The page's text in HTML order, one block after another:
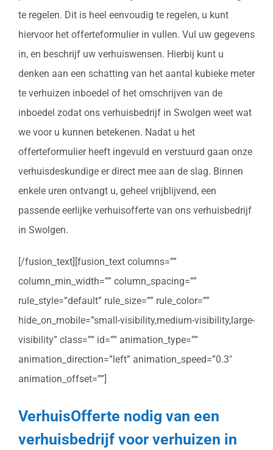
te regelen. Dit is heel eenvoudig te regelen, u kunt
hiervoor het offerteformulier in vullen. Vul uw gegevens
in, en beschrijf uw verhuiswensen. Hierbij kunt u
denken aan een schatting van het aantal kubieke meter
te verhuizen inboedel of het omschrijven van de
inboedel zodat ons verhuisbedrijf in Swolgen weet wat
we voor u kunnen betekenen. Nadat u het
offerteformulier heeft ingevuld en verstuurd gaan onze
verhuisdeskundige er direct mee aan de slag. Binnen
enkele uren ontvangt u, geheel vrijblijvend, een
passende eerlijke verhuisofferte van ons verhuisbedrijf
in Swolgen.
[/fusion_text][fusion_text columns=””
column_min_width=”” column_spacing=””
rule_style=”default” rule_size=”” rule_color=””
hide_on_mobile=”small-visibility,medium-visibility,large-
visibility” class=”” id=”” animation_type=””
animation_direction=”left” animation_speed=”0.3″
animation_offset=””]
VerhuisOfferte nodig van een
verhuisbedrijf voor verhuizen in